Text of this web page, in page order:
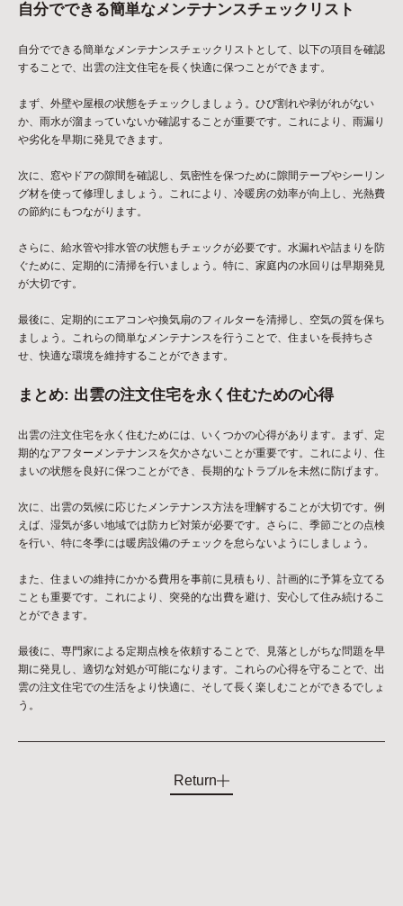
自分でできる簡単なメンテナンスチェックリスト
自分でできる簡単なメンテナンスチェックリストとして、以下の項目を確認
することで、出雲の注文住宅を長く快適に保つことができます。
まず、外壁や屋根の状態をチェックしましょう。ひび割れや剥がれがない
か、雨水が溜まっていないか確認することが重要です。これにより、雨漏り
や劣化を早期に発見できます。
次に、窓やドアの隙間を確認し、気密性を保つために隙間テープやシーリン
グ材を使って修理しましょう。これにより、冷暖房の効率が向上し、光熱費
の節約にもつながります。
さらに、給水管や排水管の状態もチェックが必要です。水漏れや詰まりを防
ぐために、定期的に清掃を行いましょう。特に、家庭内の水回りは早期発見
が大切です。
最後に、定期的にエアコンや換気扇のフィルターを清掃し、空気の質を保ち
ましょう。これらの簡単なメンテナンスを行うことで、住まいを長持ちさ
せ、快適な環境を維持することができます。
まとめ: 出雲の注文住宅を永く住むための心得
出雲の注文住宅を永く住むためには、いくつかの心得があります。まず、定
期的なアフターメンテナンスを欠かさないことが重要です。これにより、住
まいの状態を良好に保つことができ、長期的なトラブルを未然に防げます。
次に、出雲の気候に応じたメンテナンス方法を理解することが大切です。例
えば、湿気が多い地域では防カビ対策が必要です。さらに、季節ごとの点検
を行い、特に冬季には暖房設備のチェックを怠らないようにしましょう。
また、住まいの維持にかかる費用を事前に見積もり、計画的に予算を立てる
ことも重要です。これにより、突発的な出費を避け、安心して住み続けるこ
とができます。
最後に、専門家による定期点検を依頼することで、見落としがちな問題を早
期に発見し、適切な対処が可能になります。これらの心得を守ることで、出
雲の注文住宅での生活をより快適に、そして長く楽しむことができるでしょ
う。
Return